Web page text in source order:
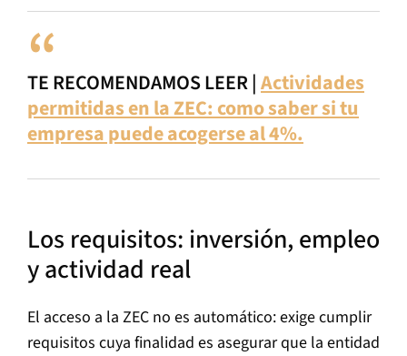
TE RECOMENDAMOS LEER |Actividades
permitidas en la ZEC: como saber si tu
empresa puede acogerse al 4%.
Los requisitos: inversión, empleo
y actividad real
El acceso a la ZEC no es automático: exige cumplir
requisitos cuya finalidad es asegurar que la entidad